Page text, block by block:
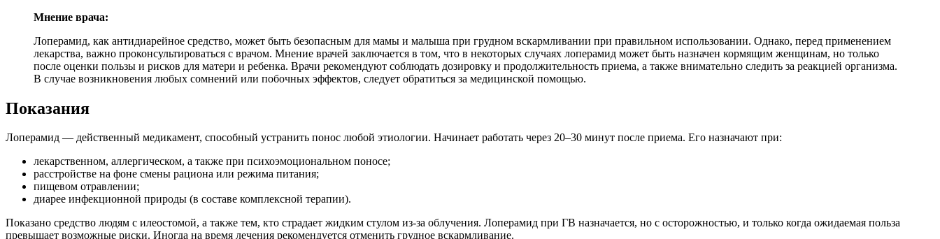
Мнение врача:
Лоперамид, как антидиарейное средство, может быть безопасным для мамы и малыша при грудном вскармливании при правильном использовании. Однако, перед применением
лекарства, важно проконсультироваться с врачом. Мнение врачей заключается в том, что в некоторых случаях лоперамид может быть назначен кормящим женщинам, но только
после оценки пользы и рисков для матери и ребенка. Врачи рекомендуют соблюдать дозировку и продолжительность приема, а также внимательно следить за реакцией организма.
В случае возникновения любых сомнений или побочных эффектов, следует обратиться за медицинской помощью.
Показания
Лоперамид — действенный медикамент, способный устранить понос любой этиологии. Начинает работать через 20–30 минут после приема. Его назначают при:
лекарственном, аллергическом, а также при психоэмоциональном поносе;
расстройстве на фоне смены рациона или режима питания;
пищевом отравлении;
диарее инфекционной природы (в составе комплексной терапии).
Показано средство людям с илеостомой, а также тем, кто страдает жидким стулом из-за облучения. Лоперамид при ГВ назначается, но с осторожностью, и только когда ожидаемая польза
превышает возможные риски. Иногда на время лечения рекомендуется отменить грудное вскармливание.